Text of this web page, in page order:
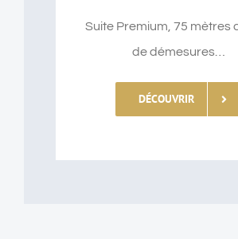
Suite Premium, 75 mètres
de démesures…
DÉCOUVRIR